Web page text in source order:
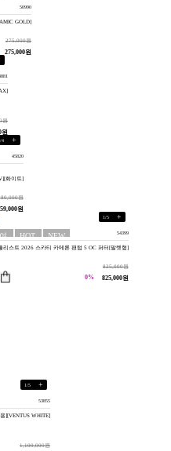
50990
GOLD]
275,000원
275,000원
원
원
/4 +
45820
화이트]
원
원
1/5 +
HOT NEW 54399
리스트 2026 스카티 카메론 팬텀 5 OC 퍼터[말렛형]
825,000원
0% 825,000원
1/5 +
53855
][VENTUS WHITE]
1,100,000원